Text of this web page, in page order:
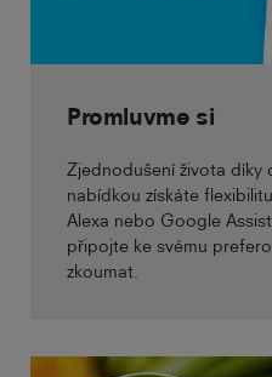
Promluvme si
Zjednodušení života díky
nabídkou získáte
Alexa nebo Google
připojte ke svému
zkoumat.